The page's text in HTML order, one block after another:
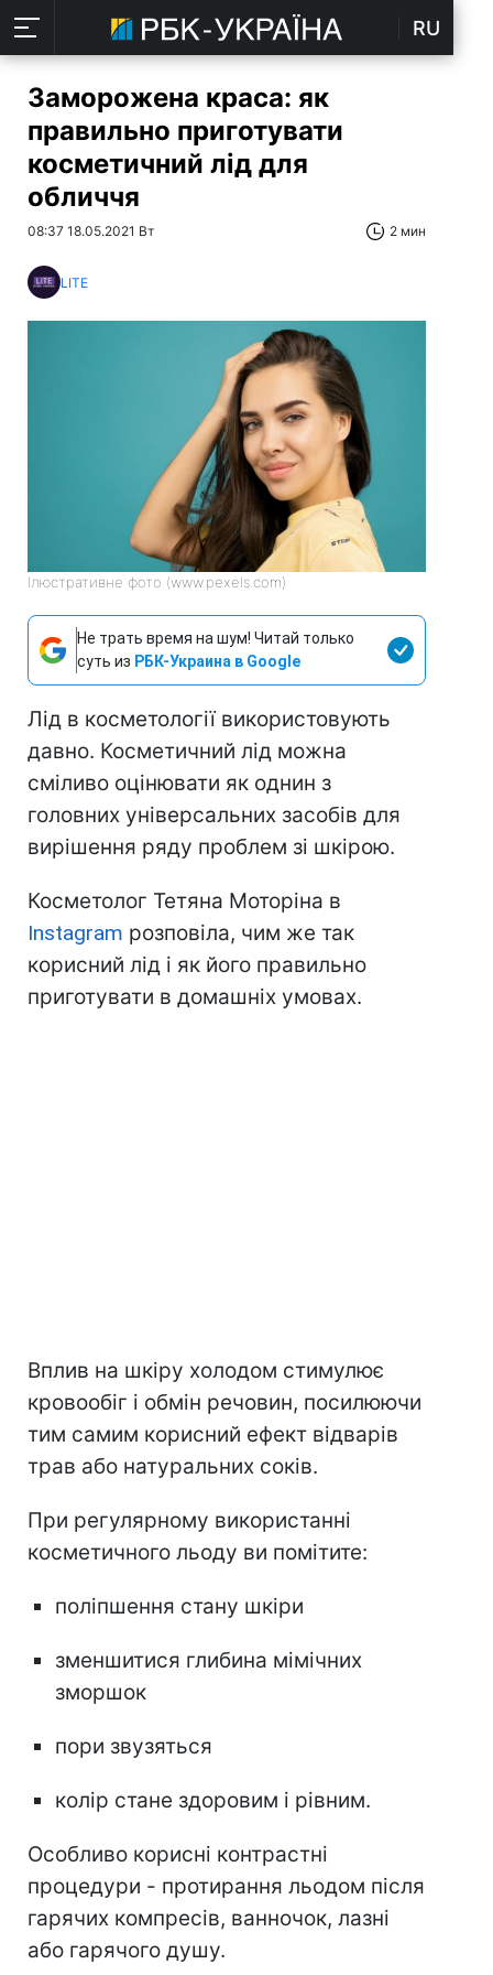
RU
Заморожена краса: як
правильно приготувати
косметичний лід для
обличчя
08:37 18.05.2021 Вт 2 мин
LITE
Ілюстративне фото (www.pexels.com)
Не трать время на шум! Читай только
суть из РБК-Украина в Google
Лід в косметології використовують
давно. Косметичний лід можна
сміливо оцінювати як однин з
головних універсальних засобів для
вирішення ряду проблем зі шкірою.
Косметолог Тетяна Моторіна в
Instagram розповіла, чим же так
корисний лід і як його правильно
приготувати в домашніх умовах.
Вплив на шкіру холодом стимулює
кровообіг і обмін речовин, посилюючи
тим самим корисний ефект відварів
трав або натуральних соків.
При регулярному використанні
косметичного льоду ви помітите:
поліпшення стану шкіри
зменшитися глибина мімічних
зморшок
пори звузяться
колір стане здоровим і рівним.
Особливо корисні контрастні
процедури - протирання льодом після
гарячих компресів, ванночок, лазні
або гарячого душу.